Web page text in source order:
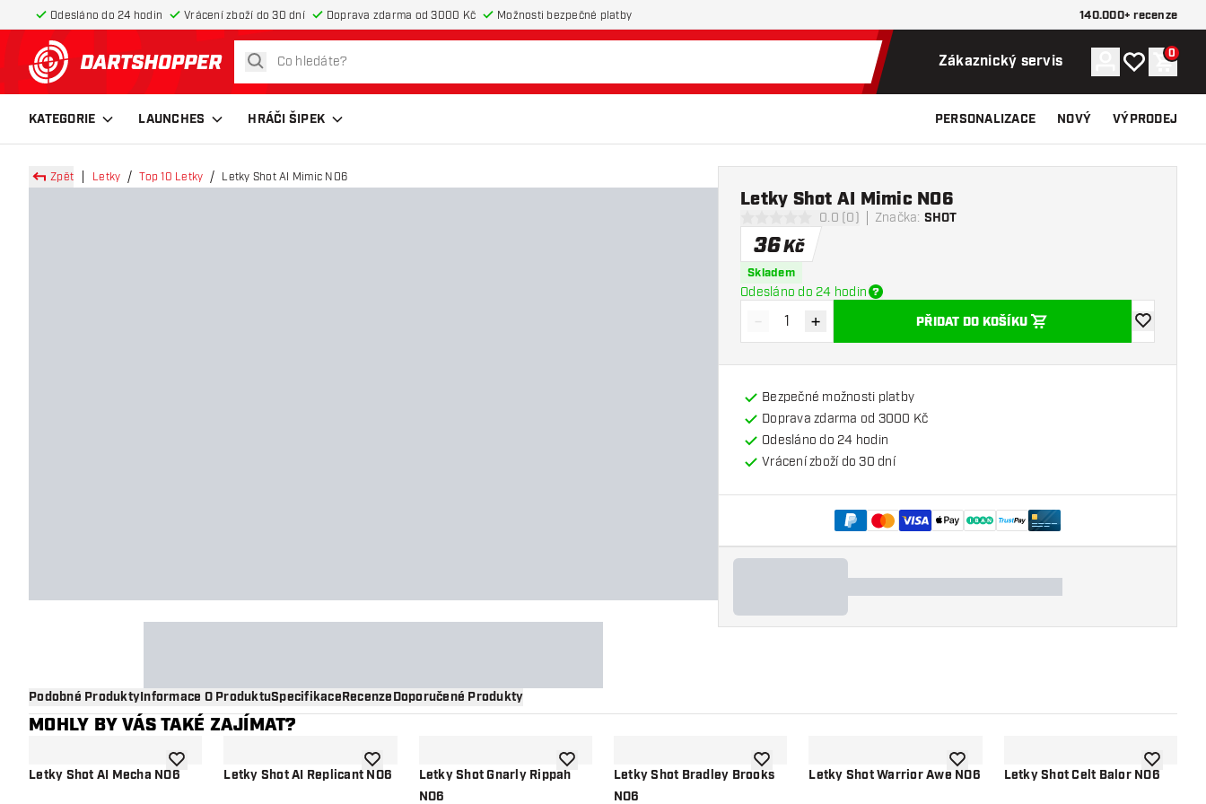
Odesláno do 24 hodin Vrácení zboží do 30 dní Doprava zdarma od 3000 Kč Možnosti bezpečné platby 140.000+ recenze
Zpět na hlavní stránku
hledat Zákaznický servis ÚčetMůj seznam
0
KATEGORIE LAUNCHES HRÁČI ŠIPEK PERSONALIZACE NOVÝ VÝPRODEJ
Zpět Letky Top 10 Letky Letky Shot AI Mimic NO6
0 hodnoticí hvězdičky
0.0 (0) Značka: SHOT
Letky Shot AI Mimic NO6
36Kč
Skladem
Odesláno do 24 hodin
Snížit množství
- Zvýšit množství
+ PŘIDAT DO KOŠÍKU
Přidat do
Bezpečné možnosti platby
Doprava zdarma od 3000 Kč
Odesláno do 24 hodin
Vrácení zboží do 30 dní
Podobné ProduktyInformace O ProduktuSpecifikaceRecenzeDoporučené Produkty
MOHLY BY VÁS TAKÉ ZAJÍMAT?
Letky Shot AI Mecha NO6Přidat do seznamu přání
Letky Shot AI Replicant NO6Přidat do seznamu přání
Letky Shot Gnarly Rippah
NO6
Přidat do seznamu přání
Letky Shot Bradley Brooks
NO6
Přidat do seznamu přání
Letky Shot Warrior Awe NO6Přidat do seznamu přání
Letky Shot Celt Balor NO6Přidat do